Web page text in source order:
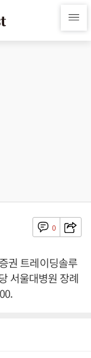
0
권 트레이딩솔루
서울대병원 장례